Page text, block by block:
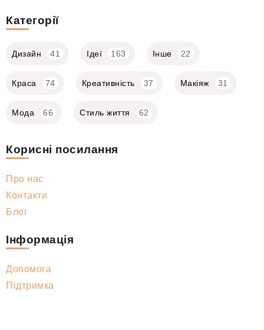
Категорії
Дизайн 41 Ідеї 163 Інше 22
Краса 74 Креативність 37 Макіяж 31
Мода 66 Стиль життя 62
Корисні посилання
Про нас
Контакти
Блог
Інформація
Допомога
Підтримка